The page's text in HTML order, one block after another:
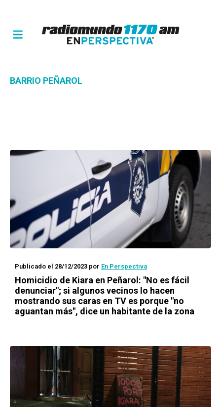
BARRIO PEÑAROL
Publicado el 28/12/2023 por En Perspectiva
Homicidio de Kiara en Peñarol: "No es fácil
denunciar"; si algunos vecinos lo hacen
mostrando sus caras en TV es porque "no
aguantan más", dice un habitante de la zona